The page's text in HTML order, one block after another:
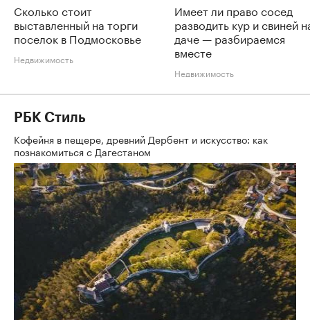
Сколько стоит
выставленный на торги
поселок в Подмосковье
Недвижимость
Имеет ли право сосед
разводить кур и свиней
даче — разбираемся
вместе
Недвижимость
РБК Стиль
Кофейня в пещере, древний Дербент и искусство: как
познакомиться с Дагестаном